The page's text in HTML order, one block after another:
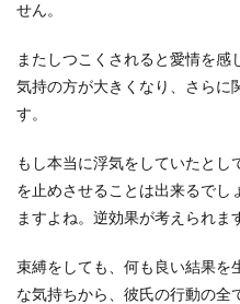
せん。
またしつこくされると愛情を
気持の方が大きくなり、さらに
す。
もし本当に浮気をしていたと
を止めさせることは出来るでし
ますよね。逆効果が考えられま
束縛をしても、何も良い結果を
な気持ちから、彼氏の行動の全